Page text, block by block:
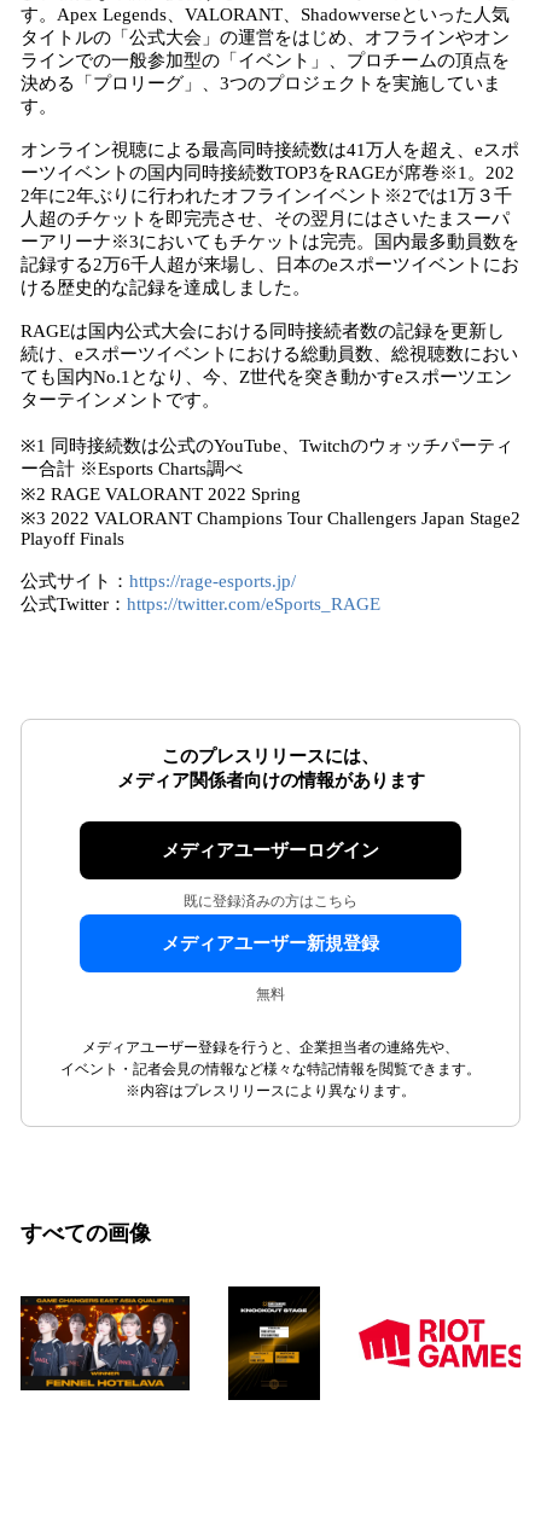
す。Apex Legends、VALORANT、Shadowverseといった人気
タイトルの「公式大会」の運営をはじめ、オフラインやオン
ラインでの一般参加型の「イベント」、プロチームの頂点を
決める「プロリーグ」、3つのプロジェクトを実施していま
す。
オンライン視聴による最高同時接続数は41万人を超え、eスポ
ーツイベントの国内同時接続数TOP3をRAGEが席巻※1。202
2年に2年ぶりに行われたオフラインイベント※2では1万３千
人超のチケットを即完売させ、その翌月にはさいたまスーパ
ーアリーナ※3においてもチケットは完売。国内最多動員数を
記録する2万6千人超が来場し、日本のeスポーツイベントにお
ける歴史的な記録を達成しました。
RAGEは国内公式大会における同時接続者数の記録を更新し
続け、eスポーツイベントにおける総動員数、総視聴数におい
ても国内No.1となり、今、Z世代を突き動かすeスポーツエン
ターテインメントです。
※1 同時接続数は公式のYouTube、Twitchのウォッチパーティ
ー合計 ※Esports Charts調べ
※2 RAGE VALORANT 2022 Spring
※3 2022 VALORANT Champions Tour Challengers Japan Stage2
Playoff Finals
公式サイト： https://rage-esports.jp/
公式Twitter： https://twitter.com/eSports_RAGE
このプレスリリースには、
メディア関係者向けの情報があります
メディアユーザーログイン
既に登録済みの方はこちら
メディアユーザー新規登録
無料
メディアユーザー登録を行うと、企業担当者の連絡先や、
イベント・記者会見の情報など様々な特記情報を閲覧できます。
※内容はプレスリリースにより異なります。
すべての画像